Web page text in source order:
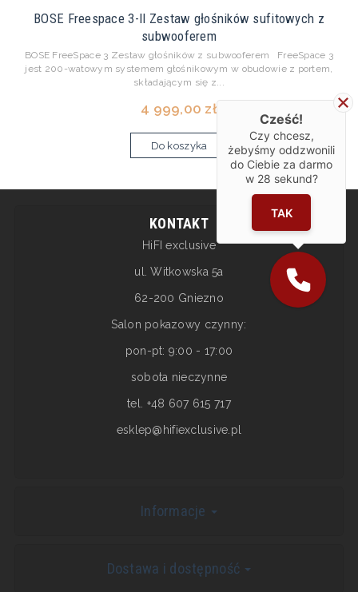
BOSE Freespace 3-II Zestaw głośników sufitowych z
subwooferem
BOSE FreeSpace 3 Zestaw głośników z subwooferem FreeSpace 3
jest 200-watowym systemem głośnikowym w obudowie z portem,
składającym się z...
4 999,00 zł
Do koszyka
KONTAKT
HiFI exclusive
ul. Witkowska 5a
62-200 Gniezno
Salon pokazowy czynny:
pon-pt: 9:00 - 17:00
sobota nieczynne
tel. +48 607 615 717
esklep@hifiexclusive.pl
Informacje
Dostawa i dostępność
Cześć!
Czy chcesz,
żebyśmy oddzwonili
do Ciebie za darmo
w 28 sekund?
TAK